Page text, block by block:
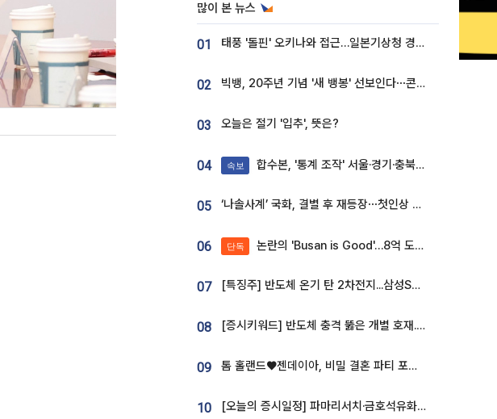
많이 본 뉴스
01 태풍 '돌핀' 오키나와 접근…일본기상청 경로 업데이트
02 빅뱅, 20주년 기념 '새 뱅봉' 선보인다⋯콘서트 앞두고 팝업 개최
03 오늘은 절기 '입추', 뜻은?
04 속보 합수본, '통계 조작' 서울·경기·충북 선관위 등 추가 압수수색
05 ‘나솔사계’ 국화, 결별 후 재등장⋯첫인상 투표 휩쓸고 ‘인기녀’ 등극
06 단독 논란의 'Busan is Good'…8억 도시브랜드, 용산 대통령실 CI 업체가 수행
07 [특징주] 반도체 온기 탄 2차전지...삼성SDI, 장 초반 7% 넘게 껑충
08 [증시키워드] 반도체 충격 뚫은 개별 호재...포스코퓨처엠·에코프로·한화솔루션 '눈길'
09 톰 홀랜드♥젠데이아, 비밀 결혼 파티 포착⋯호텔 대관비만 9억
10 [오늘의 증시일정] 파마리서치·금호석유화학·코오롱인더·상상인증권 등